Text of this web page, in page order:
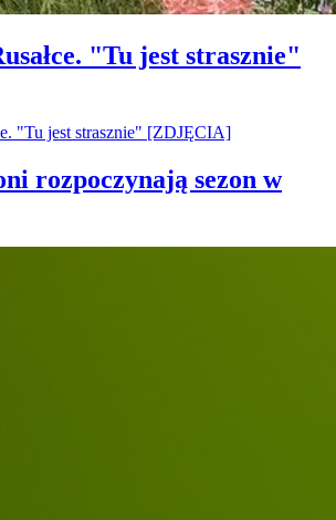
"Tu jest strasznie"
rozpoczynają sezon w